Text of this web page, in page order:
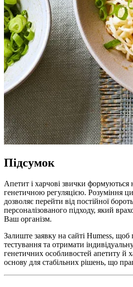
Підсумок
Апетит і харчові звички
генетичною регуляцією. Розуміння
дозволяє перейти від постійної
персоналізованого підходу, який
Ваш організм.
Залиште заявку на сайті Humess,
тестування та отримати
генетичних особливостей апетиту й
основу для стабільних рішень, що